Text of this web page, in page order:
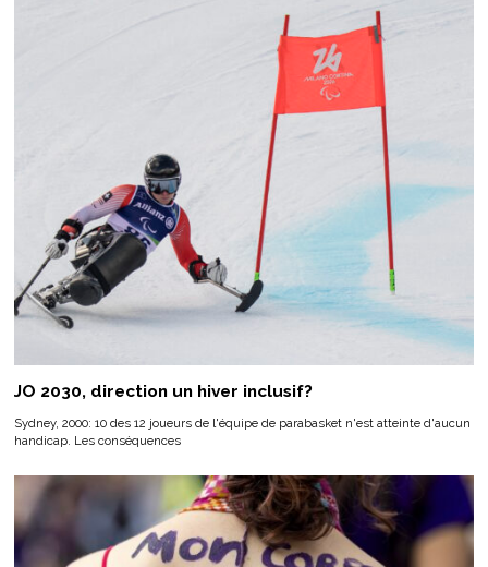
JO 2030, direction un hiver inclusif?
Sydney, 2000: 10 des 12 joueurs de l'équipe de parabasket n'est atteinte d'aucun
handicap. Les conséquences